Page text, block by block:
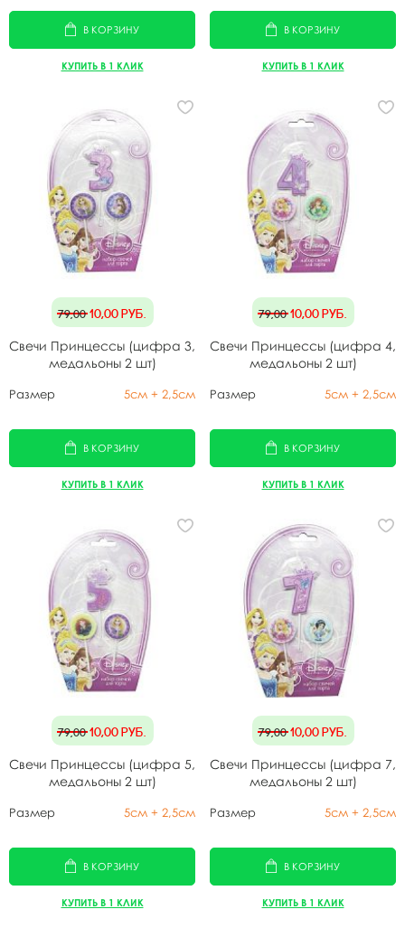
В КОРЗИНУ
КУПИТЬ В 1 КЛИК
В КОРЗИНУ
КУПИТЬ В 1 КЛИК
79,0010,00руб.
Свечи Принцессы (цифра 3,
медальоны 2 шт)
Размер 5см + 2,5см
В КОРЗИНУ
КУПИТЬ В 1 КЛИК
79,0010,00руб.
Свечи Принцессы (цифра 4,
медальоны 2 шт)
Размер 5см + 2,5см
В КОРЗИНУ
КУПИТЬ В 1 КЛИК
79,0010,00руб.
Свечи Принцессы (цифра 5,
медальоны 2 шт)
Размер 5см + 2,5см
В КОРЗИНУ
КУПИТЬ В 1 КЛИК
79,0010,00руб.
Свечи Принцессы (цифра 7,
медальоны 2 шт)
Размер 5см + 2,5см
В КОРЗИНУ
КУПИТЬ В 1 КЛИК